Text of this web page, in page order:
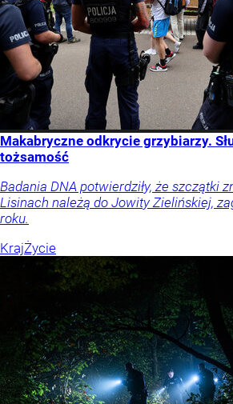
Makabryczne odkrycie grzybiarzy.
tożsamość
Badania DNA potwierdziły, że szczątki
Lisinach należą do Jowity Zielińskiej,
roku.
KrajŻycie